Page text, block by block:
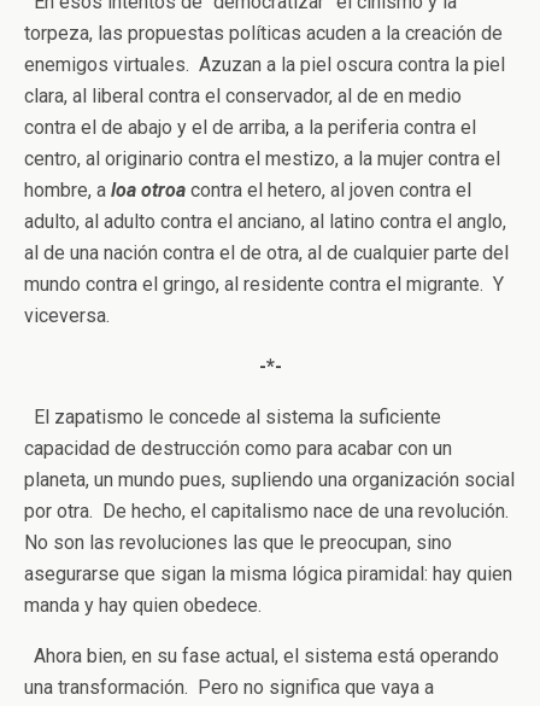
torpeza, las propuestas políticas acuden a la creación de
enemigos virtuales. Azuzan a la piel oscura contra la piel
clara, al liberal contra el conservador, al de en medio
contra el de abajo y el de arriba, a la periferia contra el
centro, al originario contra el mestizo, a la mujer contra el
hombre, a loa otroa contra el hetero, al joven contra el
adulto, al adulto contra el anciano, al latino contra el anglo,
al de una nación contra el de otra, al de cualquier parte del
mundo contra el gringo, al residente contra el migrante. Y
viceversa.
-*-
El zapatismo le concede al sistema la suficiente
capacidad de destrucción como para acabar con un
planeta, un mundo pues, supliendo una organización social
por otra. De hecho, el capitalismo nace de una revolución.
No son las revoluciones las que le preocupan, sino
asegurarse que sigan la misma lógica piramidal: hay quien
manda y hay quien obedece.
Ahora bien, en su fase actual, el sistema está operando
una transformación. Pero no significa que vaya a